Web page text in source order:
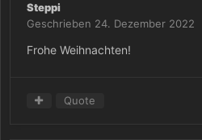
Steppi
Geschrieben 24. Dezember 2022
Frohe Weihnachten!
Quote